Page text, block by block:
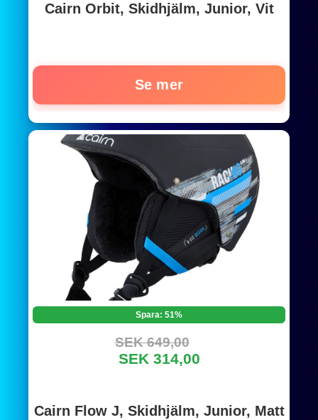
Cairn Orbit, Skidhjälm, Junior, Vit
Se mer
Spara: 51%
SEK 649,00
SEK 314,00
Cairn Flow J, Skidhjälm, Junior, Matt